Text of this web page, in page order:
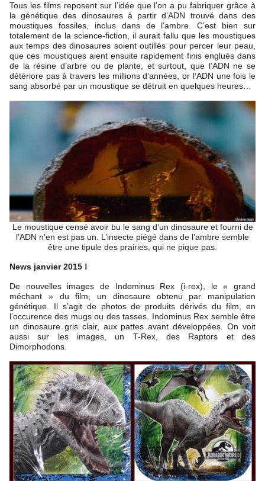
Tous les films reposent sur l’idée que l’on a pu fabriquer grâce à
la génétique des dinosaures à partir d’ADN trouvé dans des
moustiques fossiles, inclus dans de l’ambre. C’est bien sur
totalement de la science-fiction, il aurait fallu que les moustiques
aux temps des dinosaures soient outillés pour percer leur peau,
que ces moustiques aient ensuite rapidement finis englués dans
de la résine d’arbre ou de plante, et surtout, que l’ADN ne se
détériore pas à travers les millions d’années, or l’ADN une fois le
sang absorbé par un moustique se détruit en quelques heures…
Le moustique censé avoir bu le sang d’un dinosaure et fourni de
l’ADN n’en est pas un. L’insecte piégé dans de l’ambre semble
être une tipule des prairies, qui ne pique pas.
News janvier 2015 !
De nouvelles images de Indominus Rex (i-rex), le « grand
méchant » du film, un dinosaure obtenu par manipulation
génétique. Il s’agit de photos de produits dérivés du film, en
l’occurence des mugs ou des tasses. Indominus Rex semble être
un dinosaure gris clair, aux pattes avant développées. On voit
aussi sur les images, un T-Rex, des Raptors et des
Dimorphodons.